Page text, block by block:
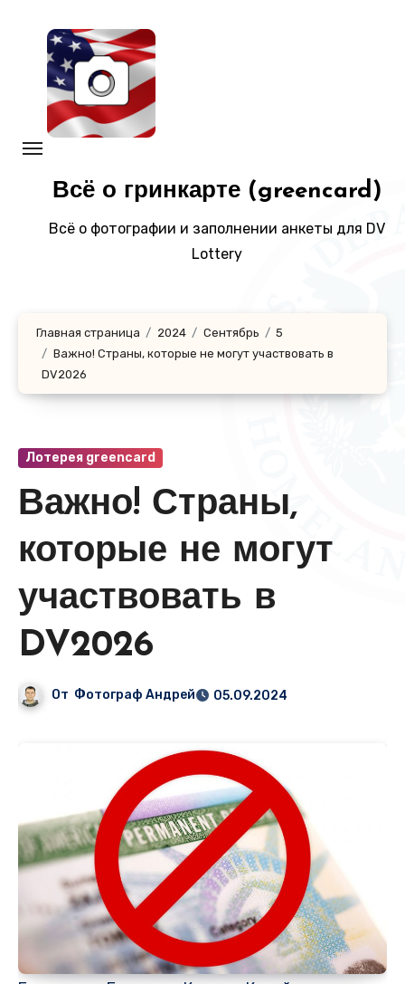
содержанию
Всё о гринкарте (greencard)
Всё о фотографии и заполнении анкеты для DV
Lottery
Главная страница 2024 Сентябрь
5
Важно! Страны, которые не могут участвовать в
DV2026
Лотерея greencard
Важно! Страны,
которые не могут
участвовать в
DV2026
От Фотограф Андрей 05.09.2024